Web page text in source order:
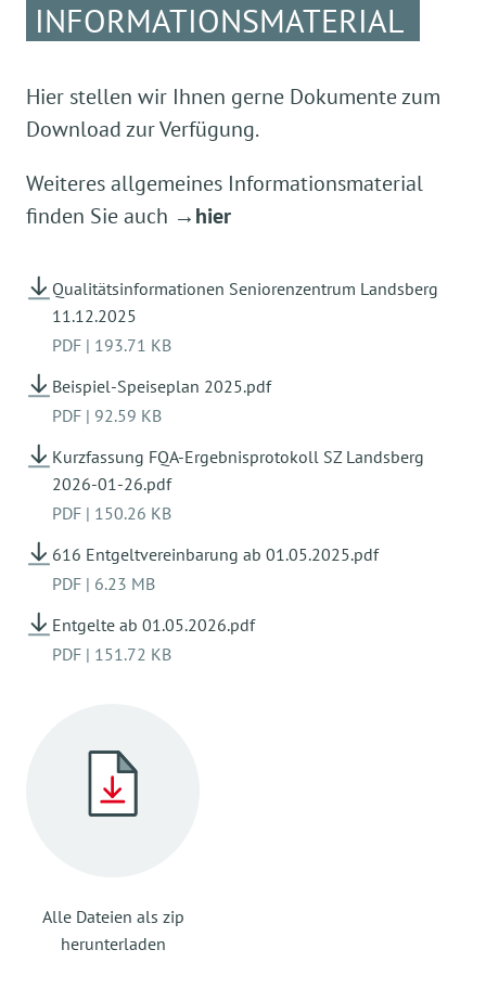
INFORMATIONSMATERIAL
Hier stellen wir Ihnen gerne Dokumente zum
Download zur Verfügung.
Weiteres allgemeines Informationsmaterial
finden Sie auch →hier
Qualitätsinformationen Seniorenzentrum Landsberg
11.12.2025
PDF | 193.71 KB
Beispiel-Speiseplan 2025.pdf
PDF | 92.59 KB
Kurzfassung FQA-Ergebnisprotokoll SZ Landsberg
2026-01-26.pdf
PDF | 150.26 KB
616 Entgeltvereinbarung ab 01.05.2025.pdf
PDF | 6.23 MB
Entgelte ab 01.05.2026.pdf
PDF | 151.72 KB
Alle Dateien als zip
herunterladen